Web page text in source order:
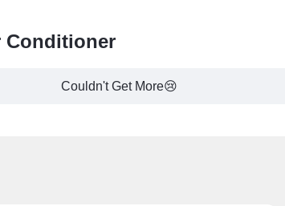
Conditioner
Couldn't Get More😢